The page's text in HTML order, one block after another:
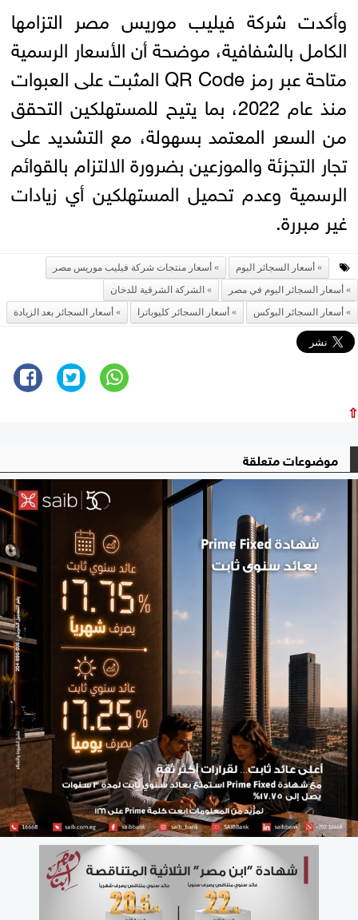
وأكدت شركة فيليب موريس مصر التزامها
الكامل بالشفافية، موضحة أن الأسعار الرسمية
متاحة عبر رمز QR Code المثبت على العبوات
منذ عام 2022، بما يتيح للمستهلكين التحقق
من السعر المعتمد بسهولة، مع التشديد على
تجار التجزئة والموزعين بضرورة الالتزام بالقوائم
الرسمية وعدم تحميل المستهلكين أي زيادات
غير مبررة.
أسعار السجائر اليوم
أسعار منتجات شركة فيليب موريس مصر
أسعار السجائر اليوم في مصر
الشركة الشرقية للدخان
أسعار السجائر البوكس
أسعار السجائر كليوباترا أسعار السجائر بعد الزيادة
⇧
موضوعات متعلقة